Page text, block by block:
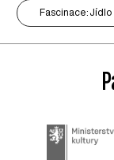
Fascinace: Jídlo